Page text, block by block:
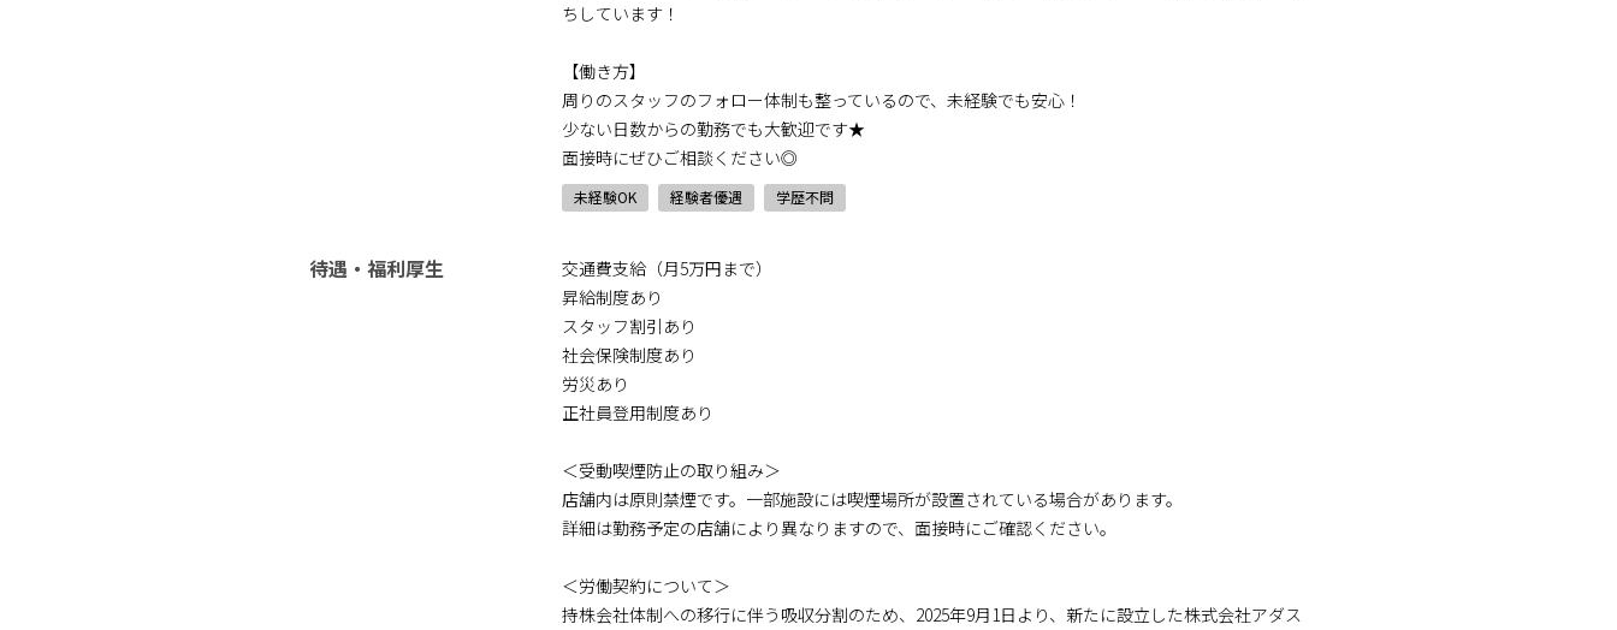
ちしています！
【働き方】
周りのスタッフのフォロー体制も整っているので、未経験でも安心！
少ない日数からの勤務でも大歓迎です★
面接時にぜひご相談ください◎
未経験OK 経験者優遇 学歴不問
待遇・福利厚生
交通費支給（月5万円まで）
昇給制度あり
スタッフ割引あり
社会保険制度あり
労災あり
正社員登用制度あり
＜受動喫煙防止の取り組み＞
店舗内は原則禁煙です。一部施設には喫煙場所が設置されている場合があります。
詳細は勤務予定の店舗により異なりますので、面接時にご確認ください。
＜労働契約について＞
持株会社体制への移行に伴う吸収分割のため、2025年9月1日より、新たに設立した株式会社アダス